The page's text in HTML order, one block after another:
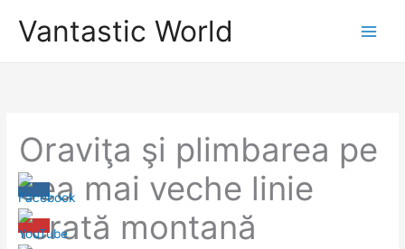
Vantastic World
Oraviţa şi plimbarea pe
cea mai veche linie
ferată montană